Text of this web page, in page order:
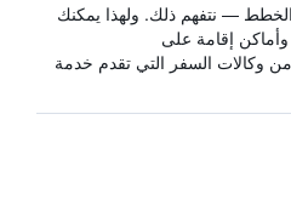
الخطط — نتفهم ذلك. ولهذا يمكنك
إقامة على
HotelsCombined من وكالات السفر التي تقدم خدمة